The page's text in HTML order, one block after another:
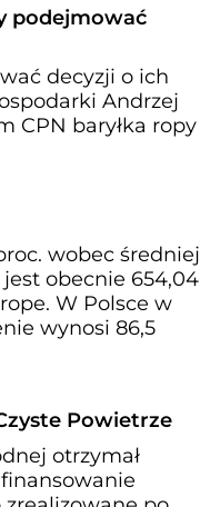
podejmować
decyzji o ich
Andrzej
CPN baryłka ropy
wobec średniej
obecnie 654,04
W Polsce w
wynosi 86,5
Powietrze
otrzymał